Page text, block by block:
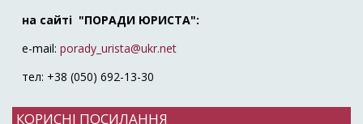
на сайті "ПОРАДИ ЮРИСТА":
e-mail: porady_urista@ukr.net
тел: +38 (050) 692-13-30
КОРИСНІ ПОСИЛАННЯ